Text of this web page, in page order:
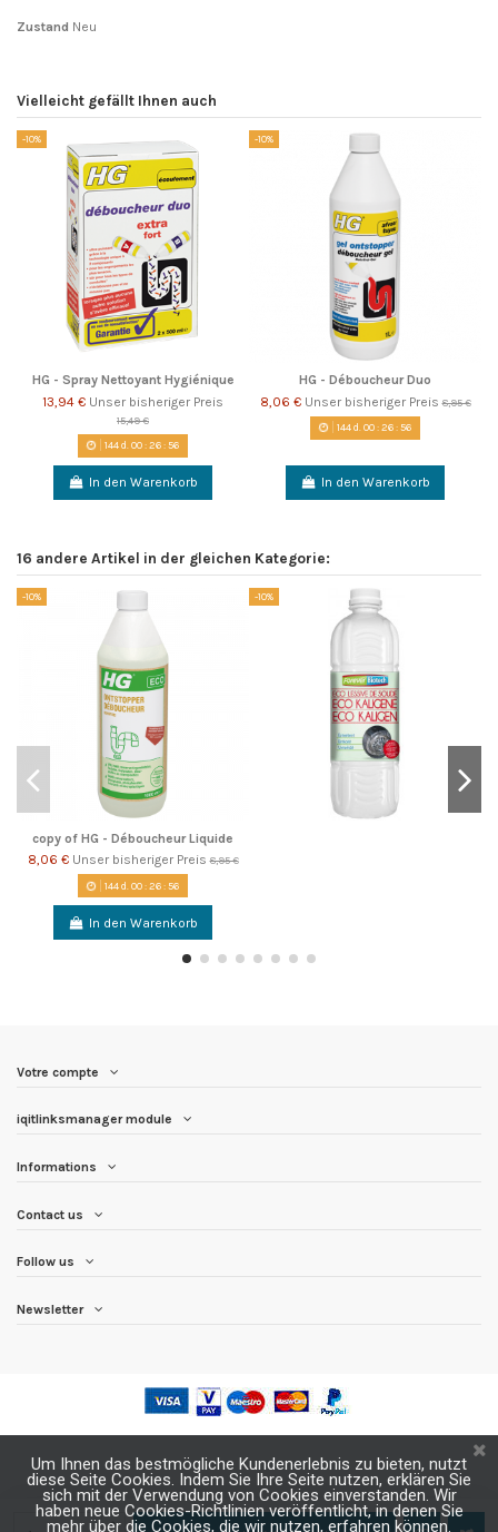
Zustand Neu
Vielleicht gefällt Ihnen auch
-10%
HG - Spray Nettoyant Hygiénique
13,94 € Unser bisheriger Preis
15,49 €
144d. 00:26:56
In den Warenkorb
-10%
HG - Déboucheur Duo
8,06 € Unser bisheriger Preis8,95 €
144d. 00:26:56
In den Warenkorb
16 andere Artikel in der gleichen Kategorie:
-10%
copy of HG - Déboucheur Liquide
8,06 € Unser bisheriger Preis8,95 €
144d. 00:26:56
In den Warenkorb
-10%
Votre compte
iqitlinksmanager module
Informations
Contact us
Follow us
Newsletter
Um Ihnen das bestmögliche Kundenerlebnis zu bieten, nutzt
diese Seite Cookies. Indem Sie Ihre Seite nutzen, erklären Sie
sich mit der Verwendung von Cookies einverstanden. Wir
haben neue Cookies-Richtlinien veröffentlicht, in denen Sie
mehr über die Cookies, die wir nutzen, erfahren können.